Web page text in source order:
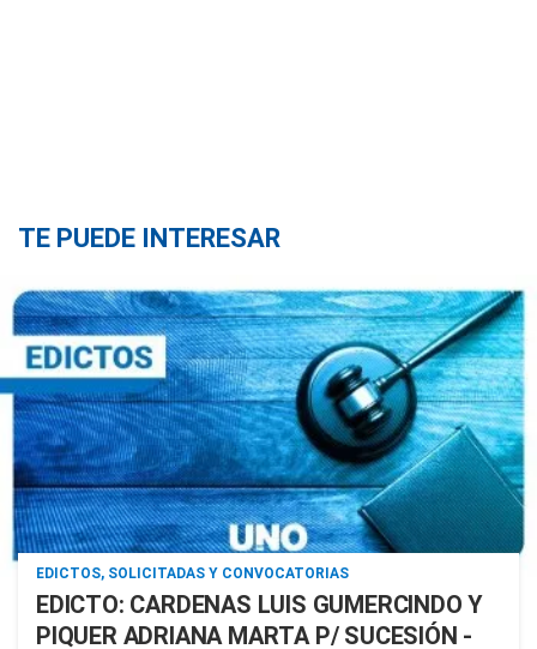
TE PUEDE INTERESAR
EDICTOS, SOLICITADAS Y CONVOCATORIAS
EDICTO: CARDENAS LUIS GUMERCINDO Y
PIQUER ADRIANA MARTA P/ SUCESIÓN -